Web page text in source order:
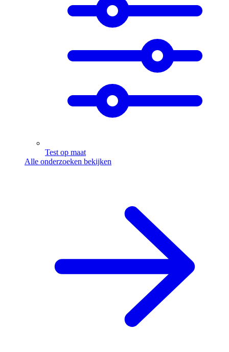
Test op maat
Alle onderzoeken bekijken